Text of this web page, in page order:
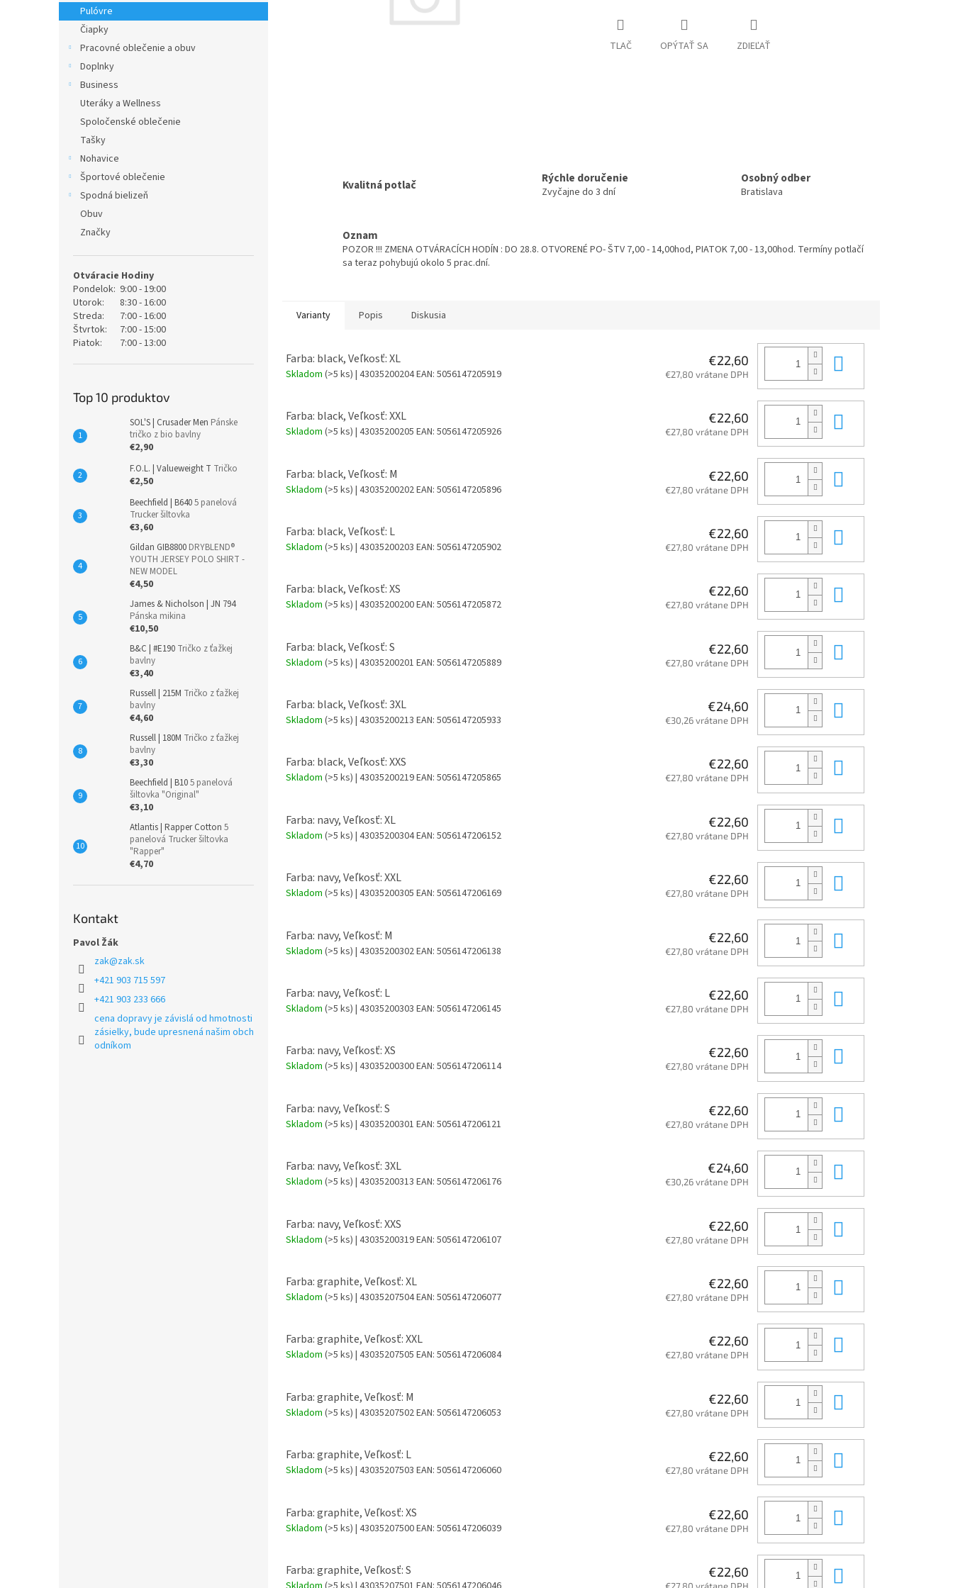
Pulóvre
Čiapky
Pracovné oblečenie a obuv
Doplnky
Business
Uteráky a Wellness
Spoločenské oblečenie
Tašky
Nohavice
Športové oblečenie
Spodná bielizeň
Obuv
Značky
Otváracie Hodiny
Pondelok: 9:00 - 19:00
Utorok:
8:30 - 16:00
Streda:
7:00 - 16:00
Štvrtok:
7:00 - 15:00
Piatok:
7:00 - 13:00
Top 10 produktov
SOL'S | Crusader Men Pánske
tričko z bio bavlny
€2,90
F.O.L. | Valueweight T Tričko
€2,50
Beechfield | B6405 panelová
Trucker šiltovka
€3,60
Gildan GIB8800 DRYBLEND®
YOUTH JERSEY POLO SHIRT -
NEW MODEL
€4,50
James & Nicholson | JN 794
Pánska mikina
€10,50
B&C | #E190 Tričko z ťažkej
bavlny
€3,40
Russell | 215M Tričko z ťažkej
bavlny
€4,60
Russell | 180M Tričko z ťažkej
bavlny
€3,30
Beechfield | B105 panelová
šiltovka "Original"
€3,10
Atlantis | Rapper Cotton 5
panelová Trucker šiltovka
"Rapper"
€4,70
Kontakt
Pavol Žák
zak@zak.sk
+421 903 715 597
+421 903 233 666
cena dopravy je závislá od hmotnosti
zásielky, bude upresnená našim obch
odníkom
TLAČ OPÝTAŤ SA ZDIEĽAŤ
Kvalitná potlač Rýchle doručenie
Zvyčajne do 3 dní
Osobný odber
Bratislava
Oznam
POZOR !!! ZMENA OTVÁRACÍCH HODÍN : DO 28.8. OTVORENÉ PO- ŠTV 7,00 - 14,00hod, PIATOK 7,00 - 13,00hod. Termíny potlačí
sa teraz pohybujú okolo 5 prac.dní.
Varianty Popis Diskusia
Farba: black, Veľkosť: XL
Skladom (>5 ks) | 43035200204EAN: 5056147205919
€22,60
€27,80 vrátane DPH
Farba: black, Veľkosť: XXL
Skladom (>5 ks) | 43035200205 EAN: 5056147205926
€22,60
€27,80 vrátane DPH
Farba: black, Veľkosť: M
Skladom (>5 ks) | 43035200202EAN: 5056147205896
€22,60
€27,80 vrátane DPH
Farba: black, Veľkosť: L
Skladom (>5 ks) | 43035200203 EAN: 5056147205902
€22,60
€27,80 vrátane DPH
Farba: black, Veľkosť: XS
Skladom (>5 ks) | 43035200200EAN: 5056147205872
€22,60
€27,80 vrátane DPH
Farba: black, Veľkosť: S
Skladom (>5 ks) | 43035200201 EAN: 5056147205889
€22,60
€27,80 vrátane DPH
Farba: black, Veľkosť: 3XL
Skladom (>5 ks) | 43035200213 EAN: 5056147205933
€24,60
€30,26 vrátane DPH
Farba: black, Veľkosť: XXS
Skladom (>5 ks) | 43035200219EAN: 5056147205865
€22,60
€27,80 vrátane DPH
Farba: navy, Veľkosť: XL
Skladom (>5 ks) | 43035200304EAN: 5056147206152
€22,60
€27,80 vrátane DPH
Farba: navy, Veľkosť: XXL
Skladom (>5 ks) | 43035200305 EAN: 5056147206169
€22,60
€27,80 vrátane DPH
Farba: navy, Veľkosť: M
Skladom (>5 ks) | 43035200302EAN: 5056147206138
€22,60
€27,80 vrátane DPH
Farba: navy, Veľkosť: L
Skladom (>5 ks) | 43035200303 EAN: 5056147206145
€22,60
€27,80 vrátane DPH
Farba: navy, Veľkosť: XS
Skladom (>5 ks) | 43035200300EAN: 5056147206114
€22,60
€27,80 vrátane DPH
Farba: navy, Veľkosť: S
Skladom (>5 ks) | 43035200301 EAN: 5056147206121
€22,60
€27,80 vrátane DPH
Farba: navy, Veľkosť: 3XL
Skladom (>5 ks) | 43035200313 EAN: 5056147206176
€24,60
€30,26 vrátane DPH
Farba: navy, Veľkosť: XXS
Skladom (>5 ks) | 43035200319EAN: 5056147206107
€22,60
€27,80 vrátane DPH
Farba: graphite, Veľkosť: XL
Skladom (>5 ks) | 43035207504EAN: 5056147206077
€22,60
€27,80 vrátane DPH
Farba: graphite, Veľkosť: XXL
Skladom (>5 ks) | 43035207505 EAN: 5056147206084
€22,60
€27,80 vrátane DPH
Farba: graphite, Veľkosť: M
Skladom (>5 ks) | 43035207502EAN: 5056147206053
€22,60
€27,80 vrátane DPH
Farba: graphite, Veľkosť: L
Skladom (>5 ks) | 43035207503 EAN: 5056147206060
€22,60
€27,80 vrátane DPH
Farba: graphite, Veľkosť: XS
Skladom (>5 ks) | 43035207500EAN: 5056147206039
€22,60
€27,80 vrátane DPH
Farba: graphite, Veľkosť: S €22,60